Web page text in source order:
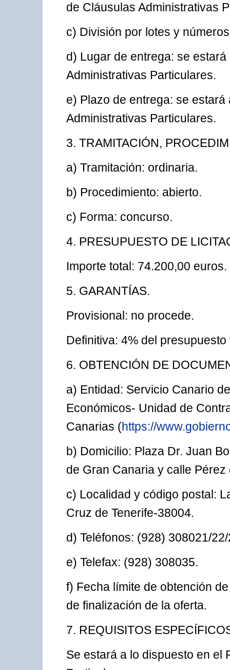
de Cláusulas Administrativas
c) División por lotes y
d) Lugar de entrega: se
Administrativas Particulares.
e) Plazo de entrega: se
Administrativas Particulares.
3. TRAMITACIÓN,
a) Tramitación: ordinaria.
b) Procedimiento: abierto.
c) Forma: concurso.
4. PRESUPUESTO DE
Importe total: 74.200,00 euros.
5. GARANTÍAS.
Provisional: no procede.
Definitiva: 4% del
6. OBTENCIÓN DE
a) Entidad: Servicio Canario
Económicos- Unidad de
Canarias (https://
b) Domicilio: Plaza Dr. Juan
de Gran Canaria y calle
c) Localidad y código postal:
Cruz de Tenerife-38004.
d) Teléfonos: (928) 308021/
e) Telefax: (928) 308035.
f) Fecha límite de obtención
de finalización de la oferta.
7. REQUISITOS
Se estará a lo dispuesto en el